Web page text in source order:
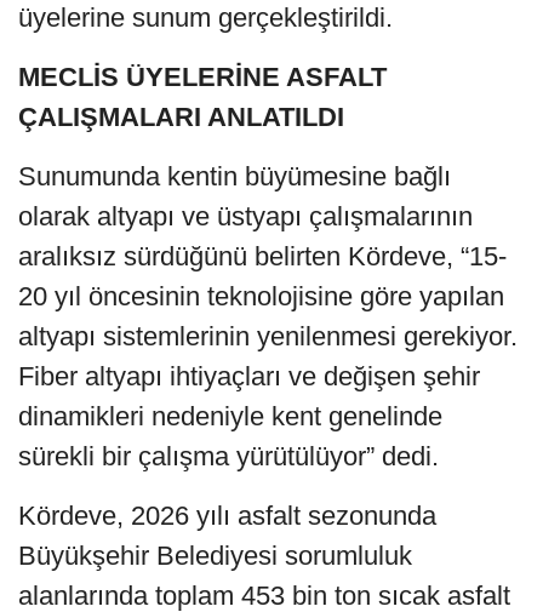
üyelerine sunum gerçekleştirildi.
MECLİS ÜYELERİNE ASFALT
ÇALIŞMALARI ANLATILDI
Sunumunda kentin büyümesine bağlı
olarak altyapı ve üstyapı çalışmalarının
aralıksız sürdüğünü belirten Kördeve, “15-
20 yıl öncesinin teknolojisine göre yapılan
altyapı sistemlerinin yenilenmesi gerekiyor.
Fiber altyapı ihtiyaçları ve değişen şehir
dinamikleri nedeniyle kent genelinde
sürekli bir çalışma yürütülüyor” dedi.
Kördeve, 2026 yılı asfalt sezonunda
Büyükşehir Belediyesi sorumluluk
alanlarında toplam 453 bin ton sıcak asfalt